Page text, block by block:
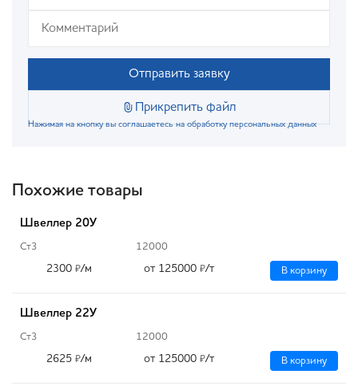
Отправить заявку
Прикрепить файл
Нажимая на кнопку вы соглашаетесь на обработку персональных данных
Похожие товары
Швеллер 20У
Ст3 12000
2300 ₽/м от 125000 ₽/т В корзину
Швеллер 22У
Ст3 12000
2625 ₽/м от 125000 ₽/т В корзину